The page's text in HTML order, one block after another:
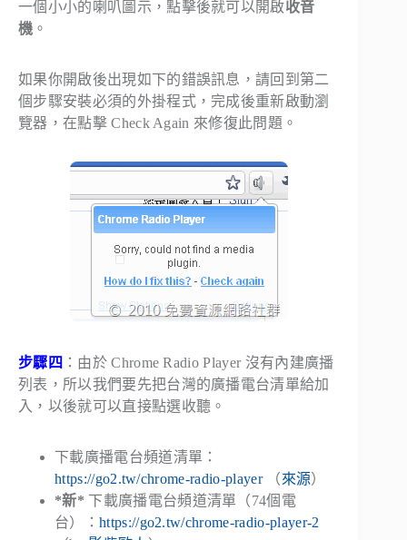
一個小小的喇叭圖示，點擊後就可以開啟收音
機 。
如果你開啟後出現如下的錯誤訊息，請回到第二
個步驟安裝必須的外掛程式，完成後重新啟動瀏
覽器，在點擊 Check Again 來修復此問題。
步驟四 ：由於 Chrome Radio Player 沒有內建廣播
列表，所以我們要先把台灣的廣播電台清單給加
入，以後就可以直接點選收聽。
下載廣播電台頻道清單：
https://go2.tw/chrome-radio-player（來源）
*新* 下載廣播電台頻道清單（74個電
台）： https://go2.tw/chrome-radio-player-2